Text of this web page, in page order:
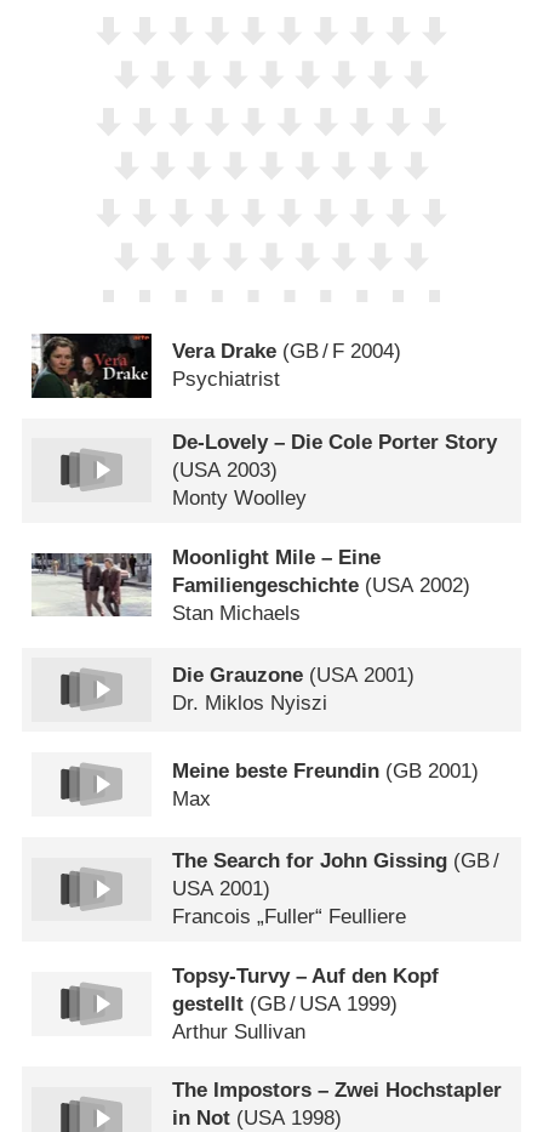
Vera Drake (GB/ F 2004)
Psychiatrist
De-Lovely – Die Cole Porter Story
(USA2003)
Monty Woolley
Moonlight Mile – Eine
Familiengeschichte (USA 2002)
Stan Michaels
Die Grauzone (USA2001)
Dr. Miklos Nyiszi
Meine beste Freundin (GB 2001)
Max
The Search for John Gissing (GB/
USA2001)
Francois „Fuller“ Feulliere
Topsy-Turvy – Auf den Kopf
gestellt (GB/ USA1999)
Arthur Sullivan
The Impostors – Zwei Hochstapler
in Not (USA1998)